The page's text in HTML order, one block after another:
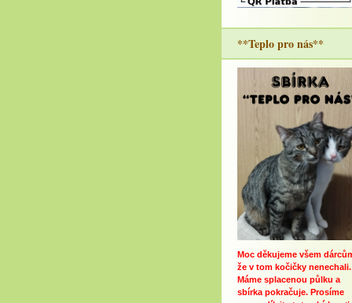
**Teplo pro nás**
Moc děkujeme všem
že v tom kočičky nenechali.
Máme splacenou půlku a
sbírka pokračuje. Prosíme